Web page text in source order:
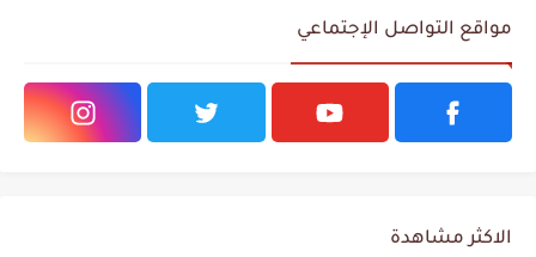
مواقع التواصل الإجتماعي
الاكثر مشاهدة